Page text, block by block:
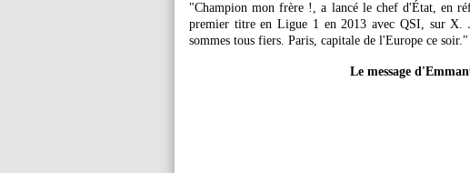
"Champion mon frère !, a lancé le chef d'État, en
premier titre en Ligue 1 en 2013 avec QSI, sur
sommes tous fiers. Paris, capitale de l'Europe ce soir."
Le message